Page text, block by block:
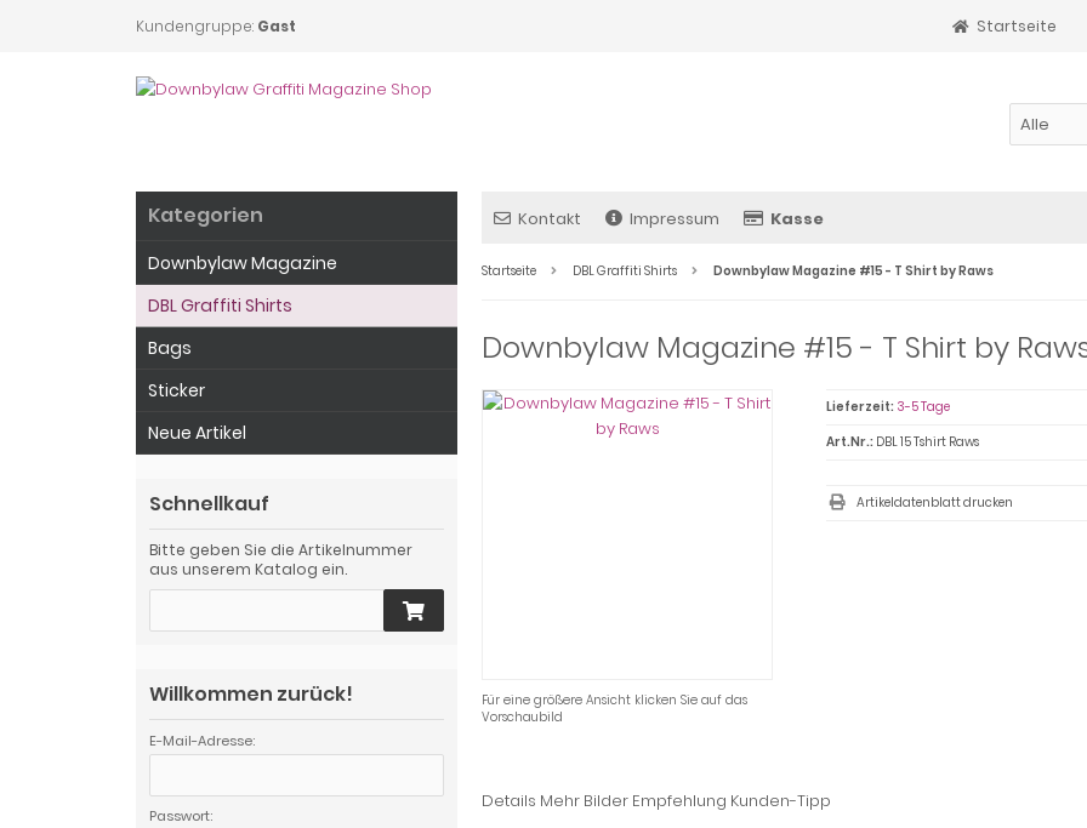
Kundengruppe: Gast Startseite
Kontakt Impressum Kasse
Startseite DBL Graffiti Shirts Downbylaw Magazine #15 - T Shirt by Raws
Downbylaw Magazine #15 - T Shirt by
Für eine größere Ansicht klicken Sie auf das
Vorschaubild
Lieferzeit: 3-5 Tage
Art.Nr.: DBL 15 Tshirt Raws
Artikeldatenblatt drucken
Details Mehr Bilder Empfehlung Kunden-Tipp
Kategorien
Downbylaw Magazine
DBL Graffiti Shirts
Bags
Sticker
Neue Artikel
Schnellkauf
Bitte geben Sie die Artikelnummer
aus unserem Katalog ein.
Willkommen zurück!
E-Mail-Adresse:
Passwort: